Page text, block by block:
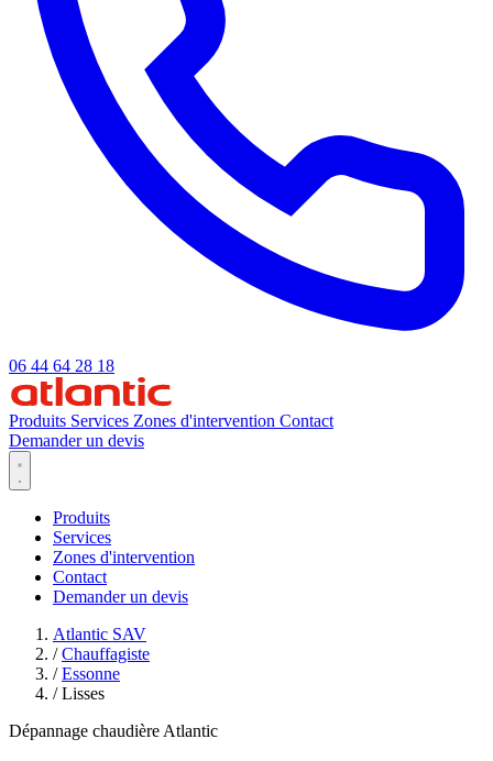
06 44 64 28 18
Produits Services Zones d'intervention Contact
Demander un devis
Produits
Services
Zones d'intervention
Contact
Demander un devis
Atlantic SAV
/ Chauffagiste
/ Essonne
/ Lisses
Dépannage chaudière Atlantic